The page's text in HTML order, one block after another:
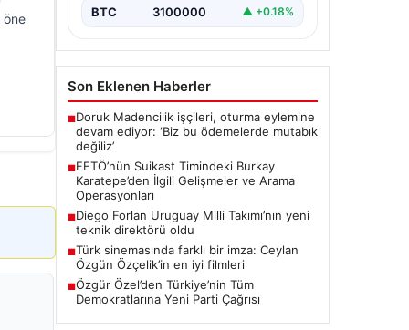
öne
suikast planında yer…
BTC 3100000 ▲ +0.18%
Son Eklenen Haberler
■Doruk Madencilik işçileri, oturma eylemine
devam ediyor: ‘Biz bu ödemelerde mutabık
değiliz’
■FETÖ’nün Suikast Timindeki Burkay
Karatepe’den İlgili Gelişmeler ve Arama
Operasyonları
■Diego Forlan Uruguay Milli Takımı’nın yeni
teknik direktörü oldu
■Türk sinemasında farklı bir imza: Ceylan
Özgün Özçelik’in en iyi filmleri
■Özgür Özel’den Türkiye’nin Tüm
Demokratlarına Yeni Parti Çağrısı